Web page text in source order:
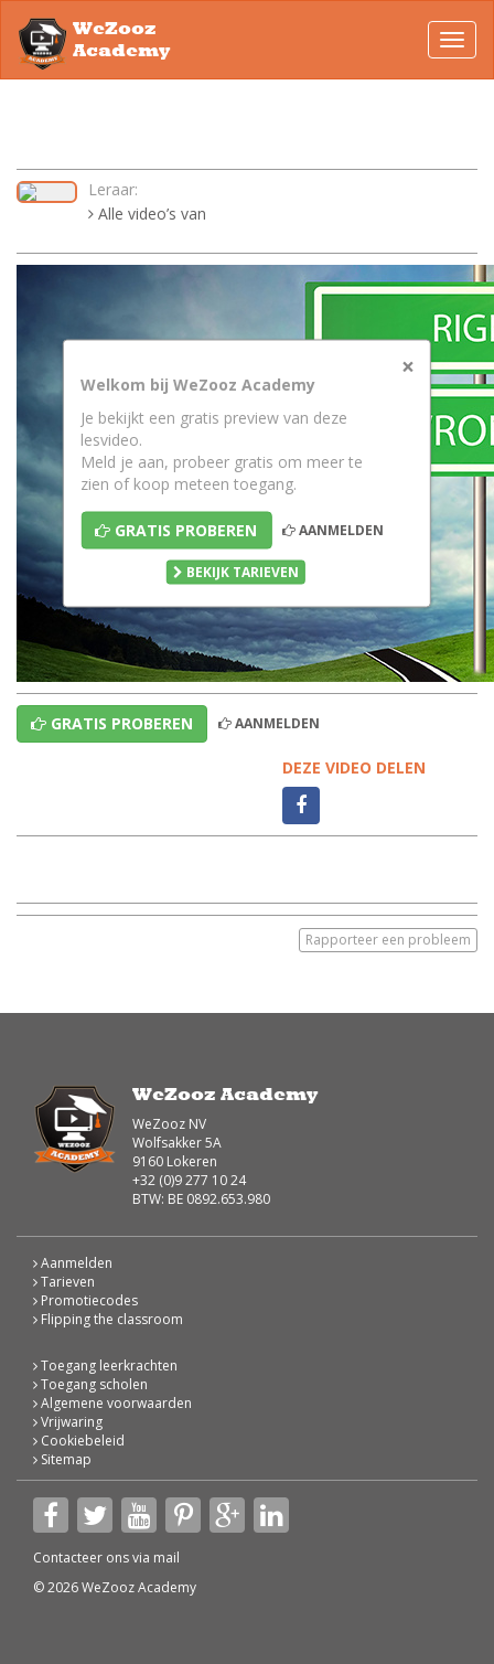
WeZooz
Academy
Leraar:
Alle video’s van
×
Welkom bij WeZooz Academy
Je bekijkt een gratis preview van deze
lesvideo.
Meld je aan, probeer gratis om meer te
zien of koop meteen toegang.
GRATIS PROBEREN AANMELDEN
BEKIJK TARIEVEN
GRATIS PROBEREN AANMELDEN
DEZE VIDEO DELEN
Rapporteer een probleem
WeZooz Academy
WeZooz NV
Wolfsakker 5A
9160 Lokeren
+32 (0)9 277 10 24
BTW: BE 0892.653.980
Aanmelden
Tarieven
Promotiecodes
Flipping the classroom
Toegang leerkrachten
Toegang scholen
Algemene voorwaarden
Vrijwaring
Cookiebeleid
Sitemap
Contacteer ons via mail
© 2026 WeZooz Academy